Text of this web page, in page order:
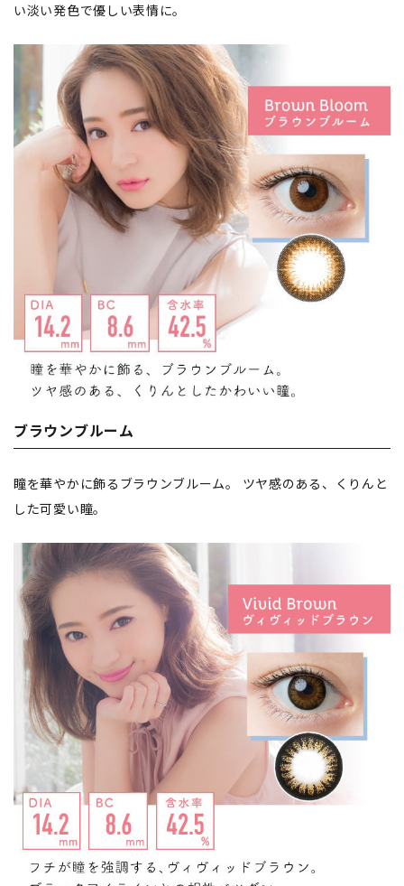
い淡い発色で優しい表情に。
ブラウンブルーム
瞳を華やかに飾るブラウンブルーム。 ツヤ感のある、くりんと
した可愛い瞳。